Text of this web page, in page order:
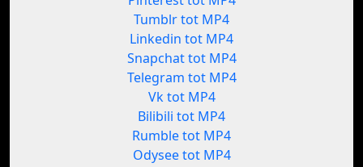
Tumblr tot MP4
Linkedin tot MP4
Snapchat tot MP4
Telegram tot MP4
Vk tot MP4
Bilibili tot MP4
Rumble tot MP4
Odysee tot MP4